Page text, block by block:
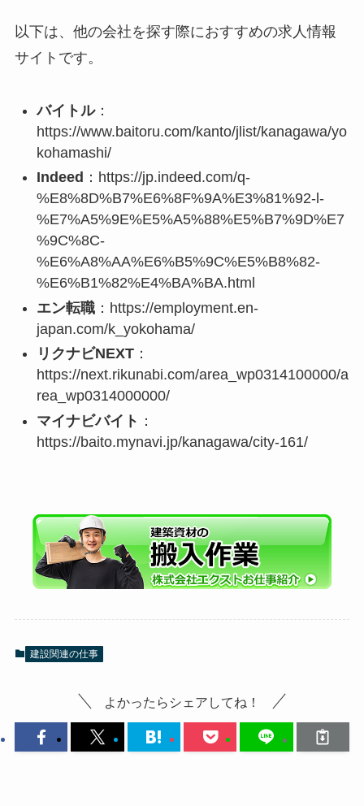
以下は、他の会社を探す際におすすめの求人情報
サイトです。
バイトル：
https://www.baitoru.com/kanto/jlist/kanagawa/yo
kohamashi/
Indeed ： https://jp.indeed.com/q-
%E8%8D%B7%E6%8F%9A%E3%81%92-l-
%E7%A5%9E%E5%A5%88%E5%B7%9D%E7
%9C%8C-
%E6%A8%AA%E6%B5%9C%E5%B8%82-
%E6%B1%82%E4%BA%BA.html
エン転職： https://employment.en-
japan.com/k_yokohama/
リクナビNEXT：
https://next.rikunabi.com/area_wp0314100000/a
rea_wp0314000000/
マイナビバイト ：
https://baito.mynavi.jp/kanagawa/city-161/
建設関連の仕事
よかったらシェアしてね！